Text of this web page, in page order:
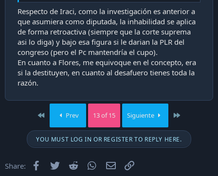
Si se aprueba el desafuero, el parlamentario es suspendido
de sus funciones y pierde su derecho a voto mientras dure
la investigación penal
Respecto de Iraci, como la investigación es anterior a
que asumiera como diputada, la inhabilidad se aplica
de forma retroactiva (siempre que la corte suprema
asi lo diga) y bajo esa figura si le darian la PLR del
congreso (pero el Pc mantendría el cupo).
En cuanto a Flores, me equivoque en el concepto, era
si la destituyen, en cuanto al desafuero tienes toda la
razón.
First Prev 13 of 15 Siguiente
YOU MUST LOG IN OR REGISTER TO REPLY HERE.
Share: Facebook
Twitter Reddit WhatsApp
Email